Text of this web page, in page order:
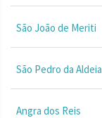
São João de Meriti
São Pedro da Aldeia
Angra dos Reis